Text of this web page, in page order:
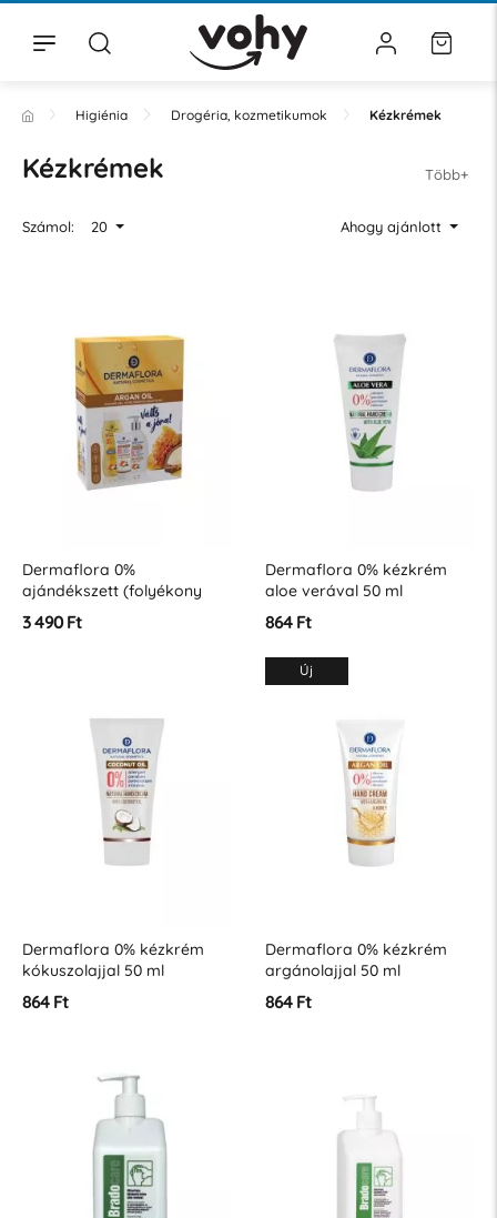
Higiénia Drogéria, kozmetikumok Kézkrémek
Kézkrémek Több+
Számol: 20 Ahogy ajánlott
Dermaflora 0%
ajándékszett (folyékony
szappan + kézkrém +
tusfürdő) argánolajjal
3 490 Ft
Dermaflora 0% kézkrém
aloe verával 50 ml
864 Ft
Dermaflora 0% kézkrém
kókuszolajjal 50 ml
864 Ft
Új
Dermaflora 0% kézkrém
argánolajjal 50 ml
864 Ft